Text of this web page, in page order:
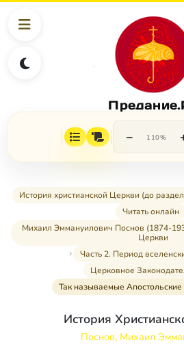
− 110%
История христианской Церкви (до
Читать онлайн
Михаил Эммануилович Поснов (1874-
Церкви
Часть 2. Период
Церковное
Так называемые
История
Поснов, Михаил